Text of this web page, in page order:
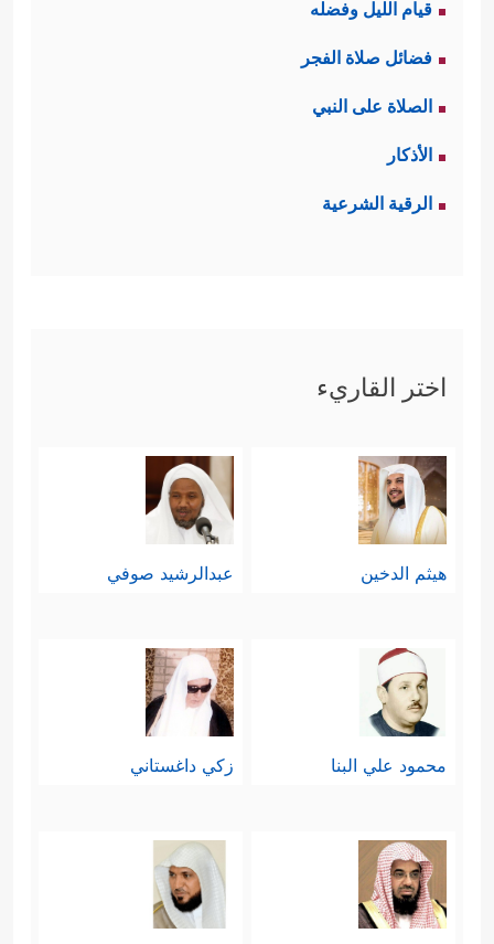
قيام الليل وفضله
فضائل صلاة الفجر
الصلاة على النبي
الأذكار
الرقية الشرعية
اختر القاريء
هيثم الدخين عبدالرشيد صوفي
محمود علي البنا زكي داغستاني